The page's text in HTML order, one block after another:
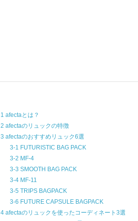
1 afectaとは？
2 afectaのリュックの特徴
3 afectaのおすすめリュック6選
3-1 FUTURISTIC BAG PACK
3-2 MF-4
3-3 SMOOTH BAG PACK
3-4 MF-11
3-5 TRIPS BAGPACK
3-6 FUTURE CAPSULE BAGPACK
4 afectaのリュックを使ったコーディネート3選